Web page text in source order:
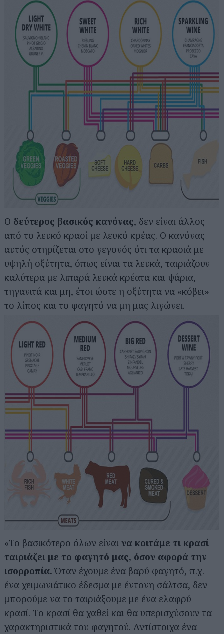
Ο δεύτερος βασικός κανόνας, δεν είναι άλλος
από το λευκό κρασί με λευκό κρέας. Ο κανόνας
αυτός στηρίζεται στο γεγονός ότι τα κρασιά με
υψηλή οξύτητα, όπως είναι τα λευκά, ταιριάζουν
καλύτερα με λιπαρά λευκά κρέατα και ψάρια,
τηγανιτά και μη, έτσι ώστε η οξύτητα να «κόβει»
το λίπος και το φαγητό να μη μας λιγώνει.
«Το βασικότερο όλων είναι να κοιτάμε τι κρασί
ταιριάζει με το φαγητό μας, όσον αφορά την
ισορροπία.Όταν έχουμε ένα βαρύ φαγητό, π.χ.
ένα χειμωνιάτικο έδεσμα με έντονη σάλτσα, δεν
μπορούμε να το ταιριάξουμε με ένα ελαφρύ
κρασί. Το κρασί θα χαθεί και θα υπερισχύσουν τα
χαρακτηριστικά του φαγητού. Αντίστοιχα ένα